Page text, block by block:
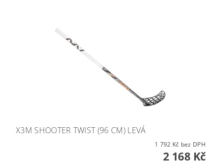
X3M SHOOTER TWIST (96 CM) LEVÁ
1 792 Kč bez DPH
2 168 Kč